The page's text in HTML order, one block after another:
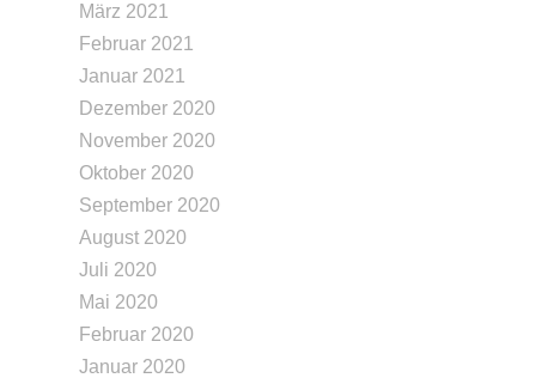
März 2021
Februar 2021
Januar 2021
Dezember 2020
November 2020
Oktober 2020
September 2020
August 2020
Juli 2020
Mai 2020
Februar 2020
Januar 2020